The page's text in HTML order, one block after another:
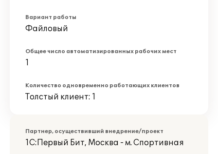
Вариант работы
Файловый
Общее число автоматизированных рабочих мест
1
Количество одновременно работающих клиентов
Толстый клиент: 1
Партнер, осуществивший внедрение/проект
1С:Первый Бит, Москва - м. Спортивная